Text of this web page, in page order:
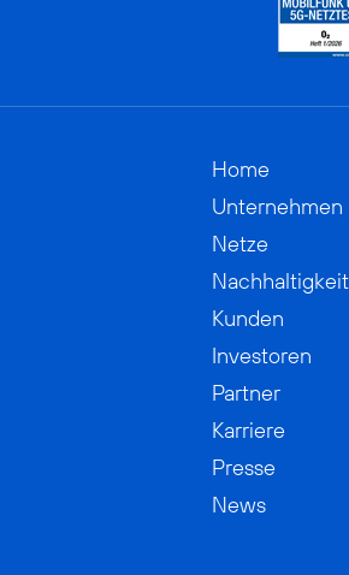
Home
Unternehmen
Netze
Nachhaltigkeit
Kunden
Investoren
Partner
Karriere
Presse
News